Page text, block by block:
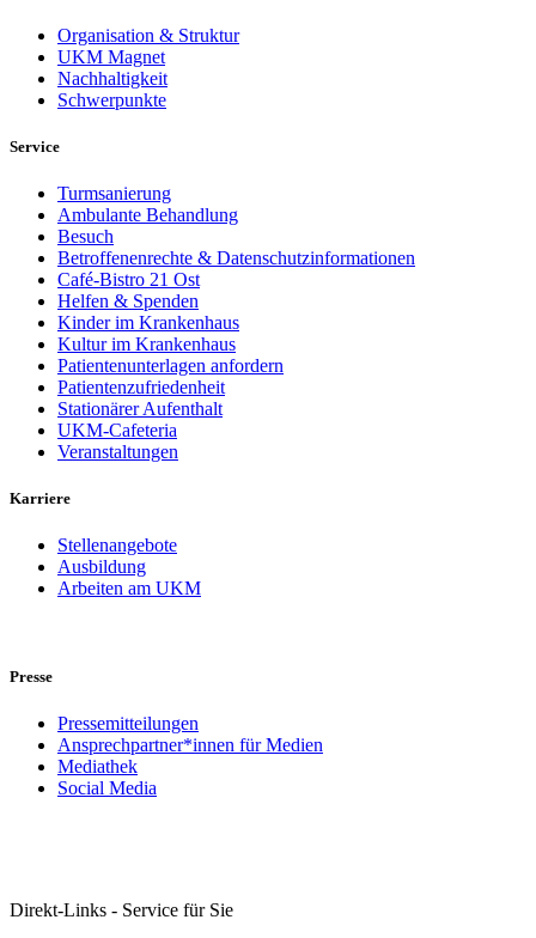
Organisation & Struktur
UKM Magnet
Nachhaltigkeit
Schwerpunkte
Service
Turmsanierung
Ambulante Behandlung
Besuch
Betroffenenrechte & Datenschutzinformationen
Café-Bistro 21 Ost
Helfen & Spenden
Kinder im Krankenhaus
Kultur im Krankenhaus
Patientenunterlagen anfordern
Patientenzufriedenheit
Stationärer Aufenthalt
UKM-Cafeteria
Veranstaltungen
Karriere
Stellenangebote
Ausbildung
Arbeiten am UKM
Presse
Pressemitteilungen
Ansprechpartner*innen für Medien
Mediathek
Social Media
Direkt-Links - Service für Sie